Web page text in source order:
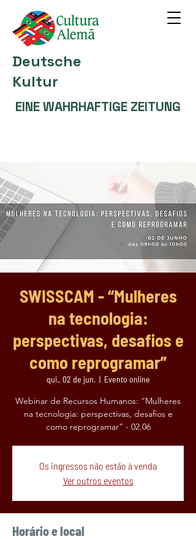
Deutsche
Kultur
EINE WAHRHAFTIGE ZEITUNG
SWISSCAM - “Mulheres
na tecnologia:
perspectivas, desafios e
como reprogramar”
qui., 02 de jun.
  |
Evento online
Webinar de Recursos Humanos: “Mulheres
na tecnologia: perspectivas, desafios e
como reprogramar” - 02.06
Os ingressos não estão à venda
Ver outros eventos
Horário e local